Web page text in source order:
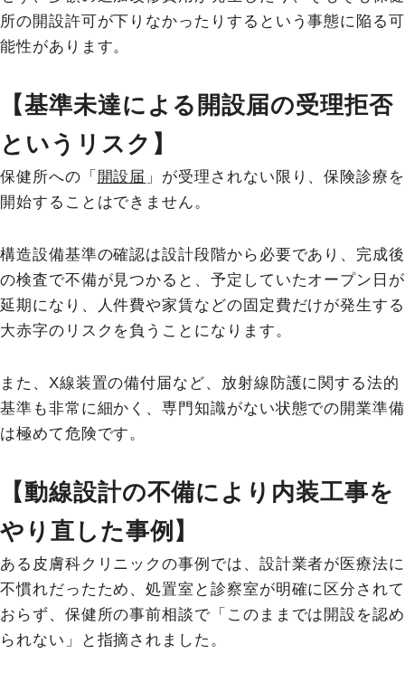
所の開設許可が下りなかったりするという事態に陥る可
能性があります。
【基準未達による開設届の受理拒否
というリスク】
保健所への「 開設届 」が受理されない限り、保険診療を
開始することはできません。
構造設備基準の確認は設計段階から必要であり、完成後
の検査で不備が見つかると、予定していたオープン日が
延期になり、人件費や家賃などの固定費だけが発生する
大赤字のリスクを負うことになります。
また、X線装置の備付届など、放射線防護に関する法的
基準も非常に細かく、専門知識がない状態での開業準備
は極めて危険です。
【動線設計の不備により内装工事を
やり直した事例】
ある皮膚科クリニックの事例では、設計業者が医療法に
不慣れだったため、処置室と診察室が明確に区分されて
おらず、保健所の事前相談で「このままでは開設を認め
られない」と指摘されました。